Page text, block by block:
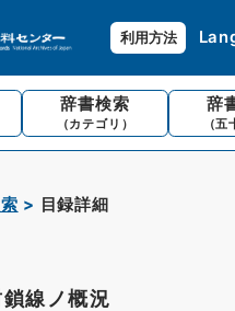
利用方法
辞書検索
（カテゴリ）
辞
（五
目録詳細
線ノ概況